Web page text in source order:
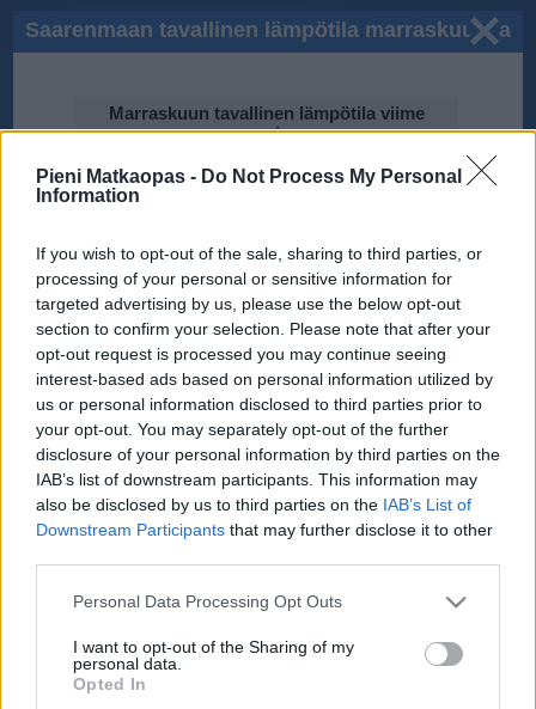
Pieni Matkaopas - Do Not Process My Personal
Information
If you wish to opt-out of the sale, sharing to third parties, or
processing of your personal or sensitive information for
targeted advertising by us, please use the below opt-out
section to confirm your selection. Please note that after your
opt-out request is processed you may continue seeing
interest-based ads based on personal information utilized by
us or personal information disclosed to third parties prior to
your opt-out. You may separately opt-out of the further
disclosure of your personal information by third parties on the
IAB’s list of downstream participants. This information may
also be disclosed by us to third parties on the IAB’s List of
Downstream Participants that may further disclose it to other
Personal Data Processing Opt Outs
I want to opt-out of the Sharing of my
personal data.
Opted In
Saarenmaan tavallinen lämpötila marraskuussa
Marraskuun tavallinen lämpötila viime
vuosina
2015
2012
2011
2010
2009
2008
-5℃
0℃
5℃
10℃
Tiedot perustuvat National Oceanic and Atmospheric Administration
(NOAA):n ilmastodataan.
Marraskuun keskilämpötila Saarenmaalla on viime
laskenut 4 asteen tienoille, ja päivisin lämpötila on
kohonnut 7 asteen tuntumaan. Viereisestä kaaviosta
näkee, miten lämmintä Saarenmaalla on keskimäärin ollut
marraskuussa viime vuosina ja vaihteluväli, jolla lämpötila